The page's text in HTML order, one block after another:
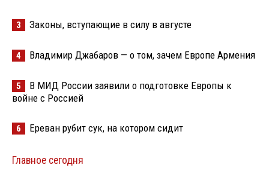
3 Законы, вступающие в силу в августе
4 Владимир Джабаров — о том, зачем Европе Армения
5
В МИД России заявили о подготовке Европы к
войне с Россией
6 Ереван рубит сук, на котором сидит
Главное сегодня